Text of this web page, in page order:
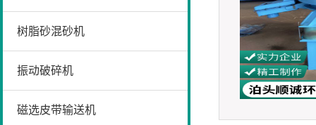
树脂砂混砂机
振动破碎机
磁选皮带输送机